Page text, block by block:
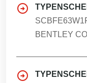
BENTLEY